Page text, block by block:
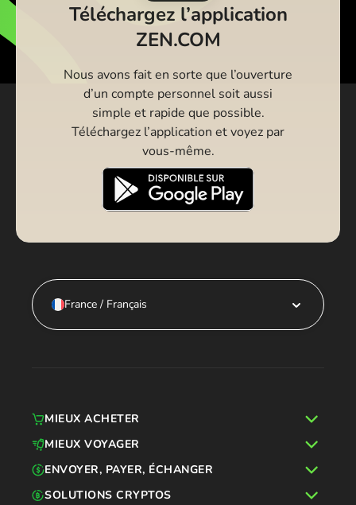
Téléchargez l’application
ZEN.COM
Nous avons fait en sorte que l’ouverture
d’un compte personnel soit aussi
simple et rapide que possible.
Téléchargez l’application et voyez par
vous-même.
France / Français
MIEUX ACHETER
MIEUX VOYAGER
ENVOYER, PAYER, ÉCHANGER
SOLUTIONS CRYPTOS